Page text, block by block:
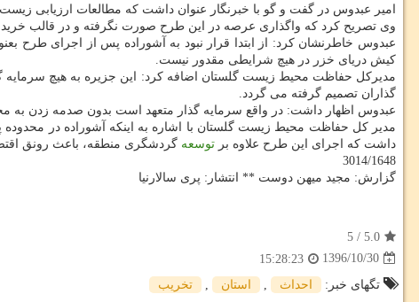
امیر عبدوس در گفت و گو با خبرنگار عنوان داشت كه مطالعات ارزیابی
وی تصریح كرد كه واگذاری عرصه در این طرح صورت نگرفته و در قالب خرید
كیش دریای خزر در هیچ شرایطی مقدور نیست.
مدیركل حفاظت محیط زیست گلستان اضافه كرد: این جزیره به هیچ سرمایه
گذاران تصمیم گرفته می گردد.
عبدوس اظهار داشت: در واقع سرمایه گذار متعهد است بدون صدمه زدن به
مدیر كل حفاظت محیط زیست گلستان با اشاره به اینكه آشوراده در محدوده
داشت كه اجرای این طرح علاوه بر توسعه گردشگری منطقه، باعث رونق
3014/1648
گزارش: مجید میهن دوست ** انتشار: پری سالارنیا
5.0
/
5
1396/10/30
15:28:23
تگهای خبر:
احداث , استان , تخریب